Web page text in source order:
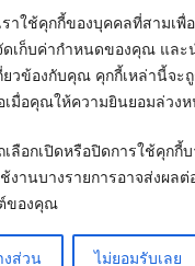
ราใช้คุกกี้ของบุคคลที่สามเพื่
ดเก็บค่ากำหนดของคุณ และ
วข้องกับคุณ คุกกี้เหล่านี้จะถู
มื่อคุณให้ความยินยอมล่วง
ลือกเปิดหรือปิดการใช้คุกกี้
งานบางรายการอาจส่งผล
ของคุณ
งส่วน ไม่ยอมรับเลย